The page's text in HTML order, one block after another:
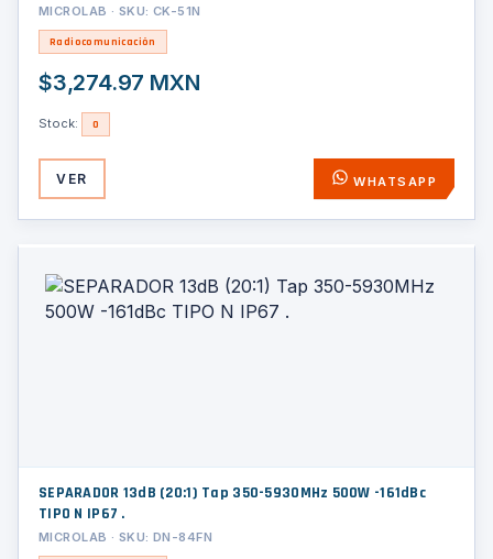
MICROLAB · SKU: CK-51N
Radiocomunicación
$3,274.97 MXN
Stock: 0
VER WHATSAPP
SEPARADOR 13dB (20:1) Tap 350-5930MHz 500W -161dBc
TIPO N IP67 .
MICROLAB · SKU: DN-84FN